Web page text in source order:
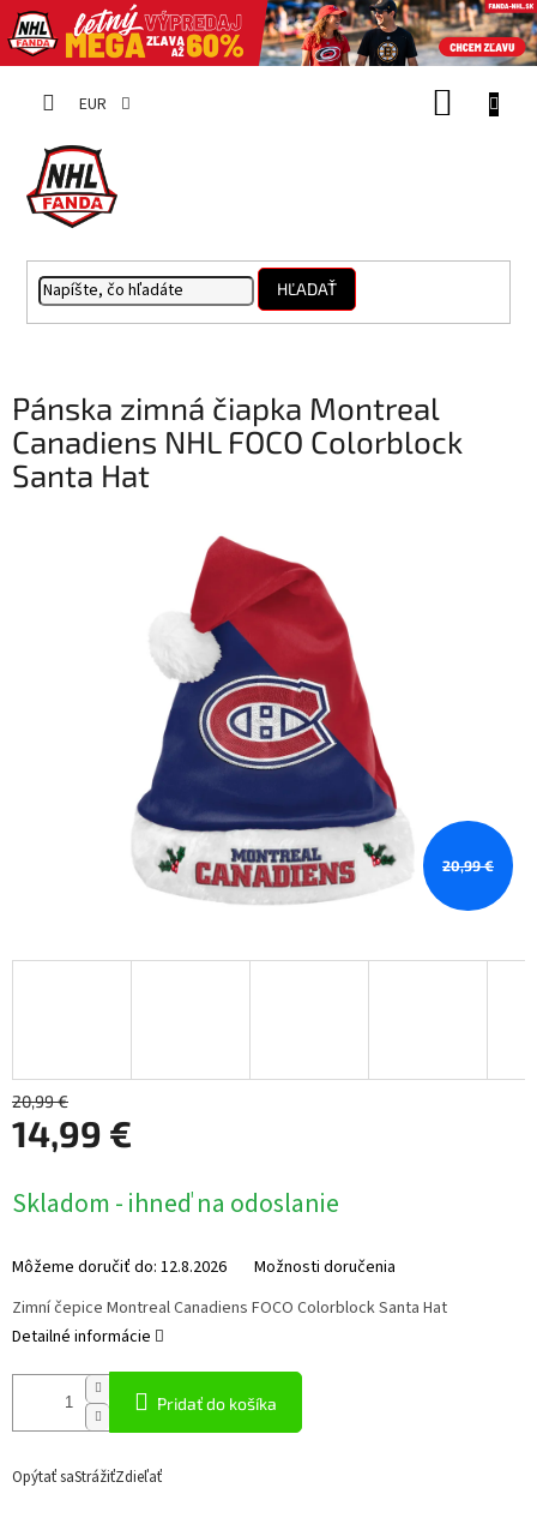
EUR
HĽADAŤ
Pánska zimná čiapka Montreal
Canadiens NHL FOCO Colorblock
Santa Hat
20,99 €
20,99 €
14,99 €
cena:
Skladom - ihneď na odoslanie
Môžeme doručiť do: 12.8.2026 Možnosti doručenia
Pridať do košíka
Zimní čepice Montreal Canadiens FOCO Colorblock Santa Hat
Detailné informácie
Opýtať saStrážiťZdieľať